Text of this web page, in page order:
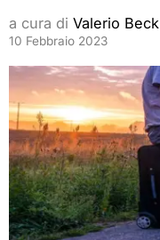
a cura di Valerio Beck
10 Febbraio 2023